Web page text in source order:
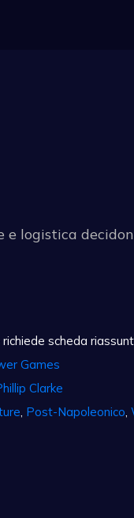
e logistica
scheda
Games
Clarke
Post-Napoleonico